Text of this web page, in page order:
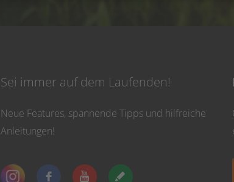
Sei immer auf dem Laufenden!
Neue Features, spannende Tipps und hilfreiche
Anleitungen!